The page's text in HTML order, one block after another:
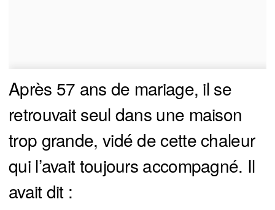
Après 57 ans de mariage, il se
retrouvait seul dans une maison
trop grande, vidé de cette chaleur
qui l’avait toujours accompagné. Il
avait dit :